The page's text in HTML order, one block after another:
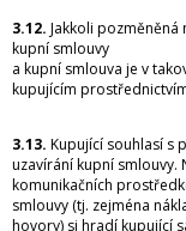
3.12. Jakkoli pozměněná
kupní smlouvy
a kupní smlouva je v
kupujícím
3.13. Kupující souhlasí s
uzavírání kupní smlouvy.
komunikačních
smlouvy (tj. zejména
hovory) si hradí kupující